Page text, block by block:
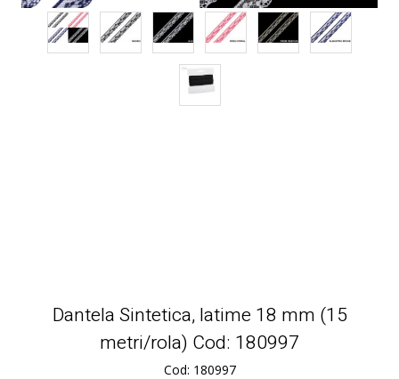
Dantela Sintetica, latime 18 mm (15
metri/rola) Cod: 180997
Cod: 180997